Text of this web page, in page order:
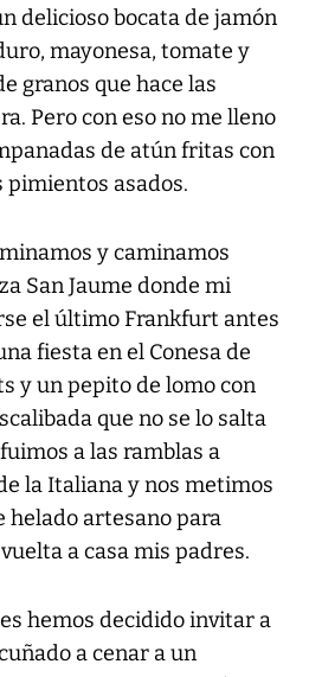
delicioso bocata de jamón
mayonesa, tomate y
granos que hace las
Pero con eso no me lleno
de atún fritas con
pimientos asados.
y caminamos
San Jaume donde mi
el último Frankfurt antes
fiesta en el Conesa de
y un pepito de lomo con
que no se lo salta
a las ramblas a
la Italiana y nos metimos
helado artesano para
a casa mis padres.
hemos decidido invitar a
a cenar a un